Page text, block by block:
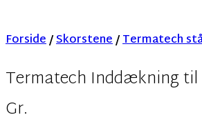
Forside/Skorstene/Termatech
Termatech Inddækning til
Gr.